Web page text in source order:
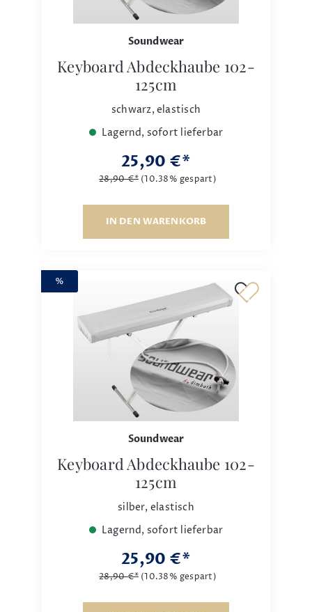
Soundwear
Keyboard Abdeckhaube 102-
125cm
schwarz, elastisch
Lagernd, sofort lieferbar
25,90 €*
28,90 €* (10.38% gespart)
IN DEN WARENKORB
%
Soundwear
Keyboard Abdeckhaube 102-
125cm
silber, elastisch
Lagernd, sofort lieferbar
25,90 €*
28,90 €* (10.38% gespart)